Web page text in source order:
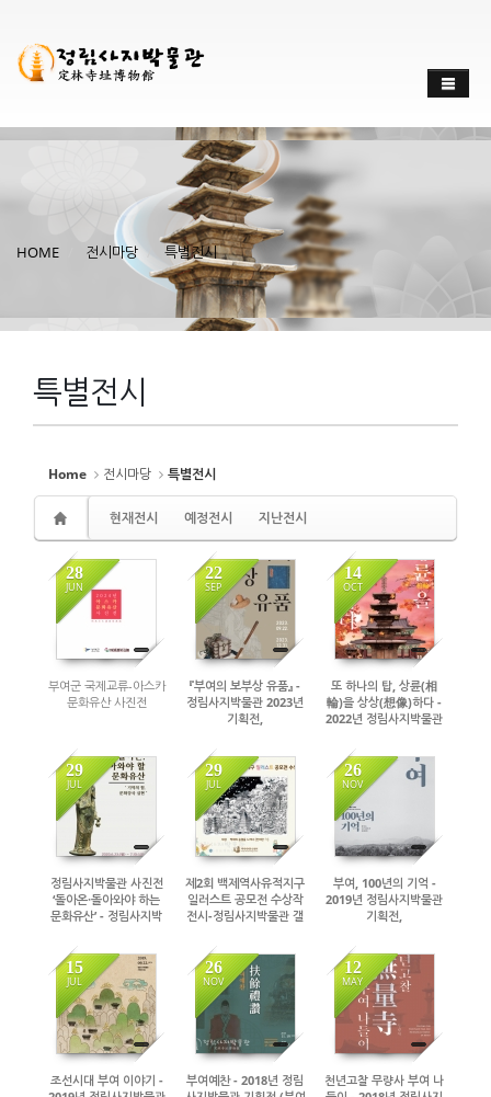
HOME 전시마당 특별전시
특별전시
Home 전시마당 특별전시
현재전시 예정전시 지난전시
28
JUN
1830
부여군 국제교류-아스카
문화유산 사진전
22
SEP
1887
『부여의 보부상 유품』 -
정림사지박물관 2023년
기획전,
. 2층 전시실.
14
OCT
1482
또 하나의 탑, 상륜(相
輪)을 상상(想像)하다 -
2022년 정림사지박물관
2022.10.7~2022.3.28,
정림사지박물관 제2전시
실2층)
29
JUL
1938
정림사지박물관 사진전
‘돌아온·돌아와야 하는
문화유산’ - 정림사지박
(2020.6.30~7.30, 장소
: 중앙홀, 갤러리林)
29
JUL
2399
제2회 백제역사유적지구
일러스트 공모전 수상작
전시-정림사지박물관 갤
(2019.8.13~12.31, 장
소 : 갤러리林)
26
NOV
부여, 100년의 기억 -
2019년 정림사지박물관
기획전,
, 기획전시실(박물관 2
층)
15
JUL
2608
조선시대 부여 이야기 -
26
NOV
2511
부여예찬 - 2018년 정림
12
MAY
2323
천년고찰 무량사 부여 나
스케치북5
스케치북5